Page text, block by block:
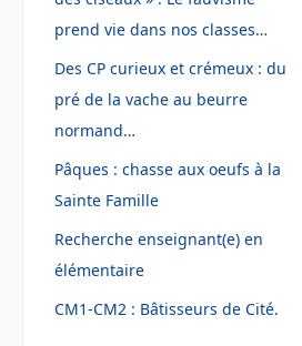
prend vie dans nos classes…
Des CP curieux et crémeux : du
pré de la vache au beurre
normand…
Pâques : chasse aux oeufs à la
Sainte Famille
Recherche enseignant(e) en
élémentaire
CM1-CM2 : Bâtisseurs de Cité.